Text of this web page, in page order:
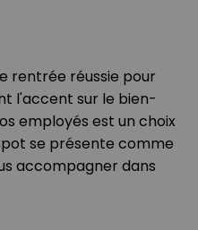
rentrée réussie pour
l'accent sur le bien-
employés est un choix
se présente comme
accompagner dans